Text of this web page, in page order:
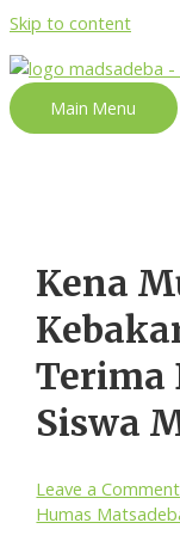
Skip to content
Main Menu
Kena
Terima
Siswa
Leave a Comment
Humas